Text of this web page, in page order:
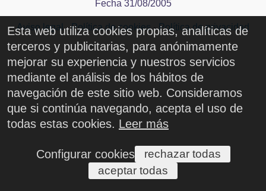
Fecha 31/08/2005
Aviso legal -Política de cookies-Política de privacidad
Esta web utiliza cookies propias, analíticas de
terceros y publicitarias, para anónimamente
mejorar su experiencia y nuestros servicios
mediante el análisis de los hábitos de
navegación de este sitio web. Consideramos
que si continúa navegando, acepta el uso de
todas estas cookies. Leer más
Configurar cookies
rechazar todas
aceptar todas